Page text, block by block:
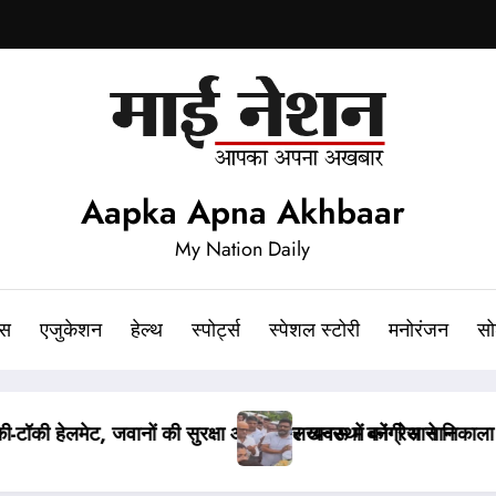
Aapka Apna Akhbaar
My Nation Daily
एजुकेशन हेल्थ स्पोर्ट्स स्पेशल स्टोरी मनोरंजन
मार्च, अजय राय की पुलिस से हुई बहसपेपर लीक संशोधन बिल पर मंत्री